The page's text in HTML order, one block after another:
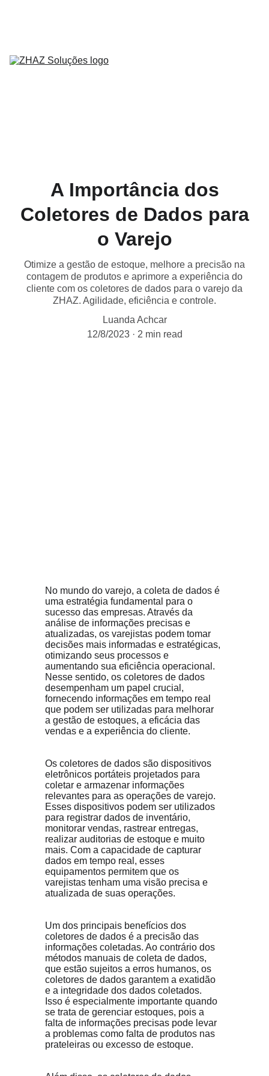
A Importância dos
Coletores de Dados para
o Varejo
Otimize a gestão de estoque, melhore a precisão na
contagem de produtos e aprimore a experiência do
cliente com os coletores de dados para o varejo da
ZHAZ. Agilidade, eficiência e controle.
Luanda Achcar
12/8/2023
2 min read
No mundo do varejo, a coleta de dados é
uma estratégia fundamental para o
sucesso das empresas. Através da
análise de informações precisas e
atualizadas, os varejistas podem tomar
decisões mais informadas e estratégicas,
otimizando seus processos e
aumentando sua eficiência operacional.
Nesse sentido, os coletores de dados
desempenham um papel crucial,
fornecendo informações em tempo real
que podem ser utilizadas para melhorar
a gestão de estoques, a eficácia das
vendas e a experiência do cliente.
Os coletores de dados são dispositivos
eletrônicos portáteis projetados para
coletar e armazenar informações
relevantes para as operações de varejo.
Esses dispositivos podem ser utilizados
para registrar dados de inventário,
monitorar vendas, rastrear entregas,
realizar auditorias de estoque e muito
mais. Com a capacidade de capturar
dados em tempo real, esses
equipamentos permitem que os
varejistas tenham uma visão precisa e
atualizada de suas operações.
Um dos principais benefícios dos
coletores de dados é a precisão das
informações coletadas. Ao contrário dos
métodos manuais de coleta de dados,
que estão sujeitos a erros humanos, os
coletores de dados garantem a exatidão
e a integridade dos dados coletados.
Isso é especialmente importante quando
se trata de gerenciar estoques, pois a
falta de informações precisas pode levar
a problemas como falta de produtos nas
prateleiras ou excesso de estoque.